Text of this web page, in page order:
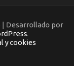
| Desarrollado por
.
y cookies